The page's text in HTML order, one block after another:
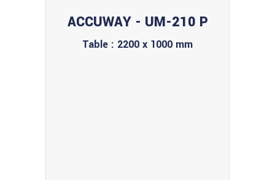
ACCUWAY - UM-210 P
Table : 2200 x 1000 mm